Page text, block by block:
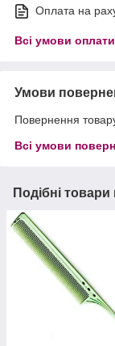
Оплата на
Всі умови оплати
Умови
Повернення
Всі умови
Подібні товари